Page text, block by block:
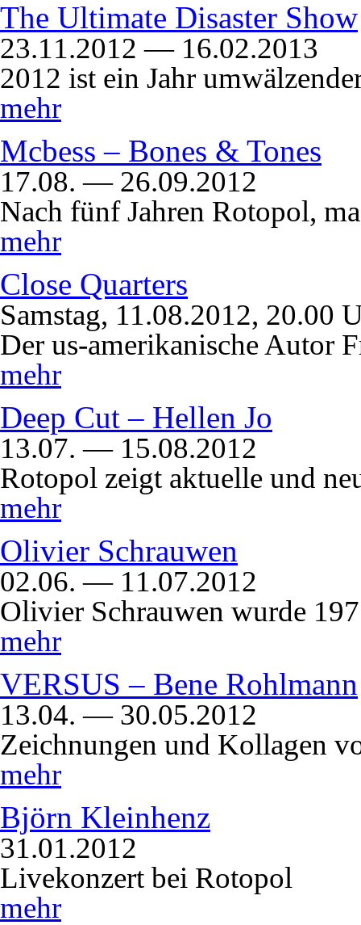
The Ultimate Disaster Show
23.11.2012 — 16.02.2013
2012 ist ein Jahr
mehr
Mcbess – Bones & Tones
17.08. — 26.09.2012
Nach fünf Jahren Rotopol,
mehr
Close Quarters
Samstag, 11.08.2012, 20.00
Der us-amerikanische Autor
mehr
Deep Cut – Hellen Jo
13.07. — 15.08.2012
Rotopol zeigt aktuelle und
mehr
Olivier Schrauwen
02.06. — 11.07.2012
Olivier Schrauwen wurde
mehr
VERSUS – Bene Rohlmann
13.04. — 30.05.2012
Zeichnungen und Kollagen
mehr
Björn Kleinhenz
31.01.2012
Livekonzert bei Rotopol
mehr